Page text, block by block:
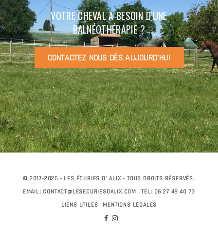
VOTRE CHEVAL A BESOIN D'UNE
BALNÉOTHÉRAPIE ?
CONTACTEZ NOUS DÈS AUJOURD'HUI
© 2017-2025 - LES ÉCURIES D' ALIX - TOUS DROITS RÉSERVÉS.
EMAIL: CONTACT@LESECURIESDALIX.COM
TEL: 06 27 49 40 73
LIENS UTILES
MENTIONS LÉGALES